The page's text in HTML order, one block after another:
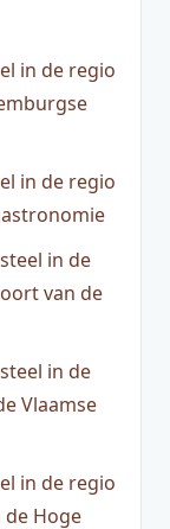
in de regio
in de regio
in de
van de
in de
Vlaamse
in de regio
Hoge